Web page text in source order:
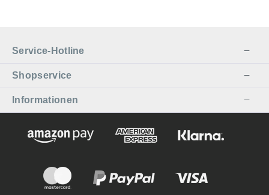
Service-Hotline
Shopservice
Informationen